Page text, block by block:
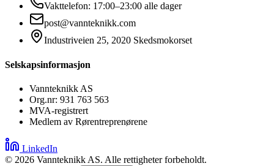
Vakttelefon: 17:00–23:00 alle dager
post@vannteknikk.com
Industriveien 25, 2020 Skedsmokorset
Selskapsinformasjon
Vannteknikk AS
Org.nr: 931 763 563
MVA-registrert
Medlem av Rørentreprenørene
LinkedIn
© 2026 Vannteknikk AS. Alle rettigheter forbeholdt.